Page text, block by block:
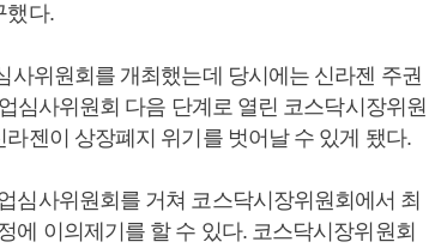
했다.
위원회를 개최했는데 당시에는 신라젠 주권
심사위원회 다음 단계로 열린 코스닥시장위원
젠이 상장폐지 위기를 벗어날 수 있게 됐다.
심사위원회를 거쳐 코스닥시장위원회에서 최
에 이의제기를 할 수 있다. 코스닥시장위원회